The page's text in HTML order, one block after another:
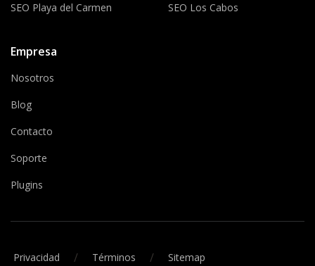
SEO Playa del Carmen
SEO Los Cabos
Empresa
Nosotros
Blog
Contacto
Soporte
Plugins
Privacidad / Términos / Sitemap